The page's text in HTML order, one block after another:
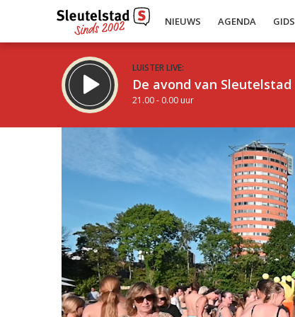
NIEUWS AGENDA GIDS
LUISTER LIVE:
De avond van Sleutelstad
21.00 - 0.00 uur